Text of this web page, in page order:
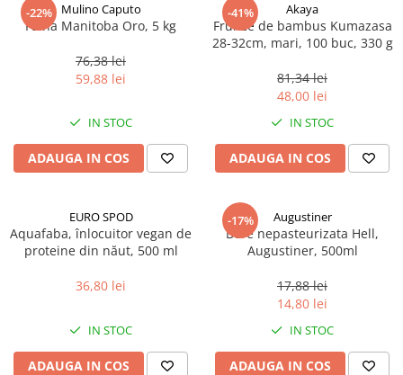
-22% Mulino Caputo
Faina Manitoba Oro, 5 kg
76,38 lei
59,88 lei
IN STOC
ADAUGA IN COS
-41% Akaya
Frunze de bambus Kumazasa
28-32cm, mari, 100 buc, 330 g
81,34 lei
48,00 lei
IN STOC
ADAUGA IN COS
EURO SPOD
Aquafaba, înlocuitor vegan de
proteine ​​din năut, 500 ml
36,80 lei
IN STOC
ADAUGA IN COS
-17% Augustiner
Bere nepasteurizata Hell,
Augustiner, 500ml
17,88 lei
14,80 lei
IN STOC
ADAUGA IN COS